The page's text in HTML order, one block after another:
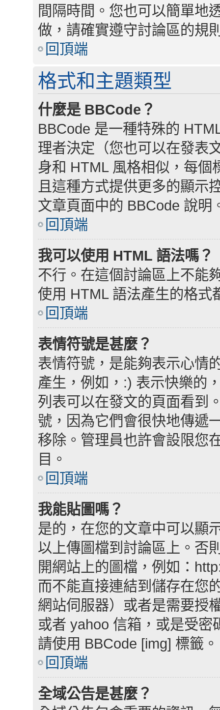
間隔時間。您也可以簡單地
做，請確實遵守討論區的規
回頂端
格式和主題類型
什麼是 BBCode？
BBCode 是一種特殊的
理者決定（您也可以在發表
身和 HTML 風格相似，每個
且這種方式提供更多的顯示
文章頁面中的 BBCode 說明
回頂端
我可以使用 HTML 語法嗎？
不行。在這個討論區上不能
使用 HTML 語法產生的格式
回頂端
表情符號是甚麼？
表情符號，是能夠表示心情
產生，例如，:) 表示快樂的
列表可以在發文的頁面看到
號，因為它們會很快地傳遞
移除。管理員也許會設限您
目。
回頂端
我能貼圖嗎？
是的，在您的文章中可以顯
以上傳圖檔到討論區上。否
開網站上的圖檔，例如：
而不能直接連結到儲存在您
網站伺服器）或者是需要授
或者 yahoo 信箱，或是受
請使用 BBCode [img] 標籤。
回頂端
全域公告是甚麼？